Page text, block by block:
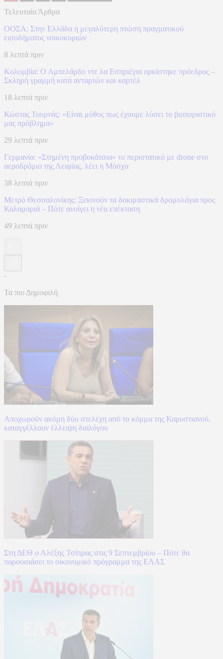
Τελευταία Άρθρα
ΟΟΣΑ: Στην Ελλάδα η μεγαλύτερη πτώση πραγματικού
εισοδήματος νοικοκυριών
8 λεπτά πριν
Κολομβία: Ο Αμπελάρδο ντε λα Εσπριέγια ορκίστηκε πρόεδρος –
Σκληρή γραμμή κατά ανταρτών και καρτέλ
18 λεπτά πριν
Κώστας Τουρνάς: «Είναι μύθος πως έχουμε λύσει το βιοποριστικό
μας πρόβλημα»
29 λεπτά πριν
Γερμανία: «Στημένη προβοκάτσια» το περιστατικό με drone στο
αεροδρόμιο της Λειψίας, λέει η Μόσχα
38 λεπτά πριν
Μετρό Θεσσαλονίκης: Ξεκινούν τα δοκιμαστικά δρομολόγια προς
Καλαμαριά – Πότε ανοίγει η νέα επέκταση
49 λεπτά πριν
-
Τα πιο Δημοφιλή
Αποχωρούν ακόμη δύο στελέχη από το κόμμα της Καρυστιανού,
καταγγέλλουν έλλειψη διαλόγου
Στη ΔΕΘ ο Αλέξης Τσίπρας στις 9 Σεπτεμβρίου – Πότε θα
παρουσιάσει το οικονομικό πρόγραμμα της ΕΛΑΣ